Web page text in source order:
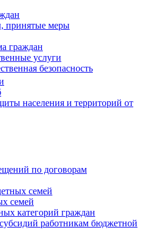
принятые меры
граждан
услуги
безопасность
населения и территорий от
по договорам
семей
семей
категорий граждан
работникам бюджетной